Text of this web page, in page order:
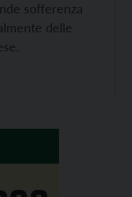
sofferenza
delle